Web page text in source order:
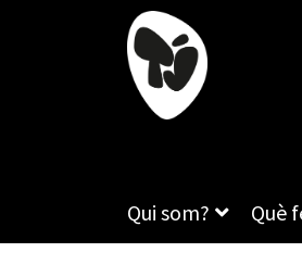
Qui som? Què